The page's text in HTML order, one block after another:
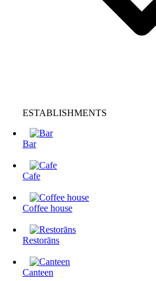
ESTABLISHMENTS
Bar
Cafe
Coffee house
Restorāns
Canteen